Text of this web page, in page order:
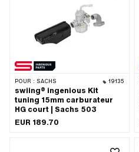
POUR : SACHS 19135
swiing® ingenious Kit
tuning 15mm carburateur
HG court | Sachs 503
EUR 189.70